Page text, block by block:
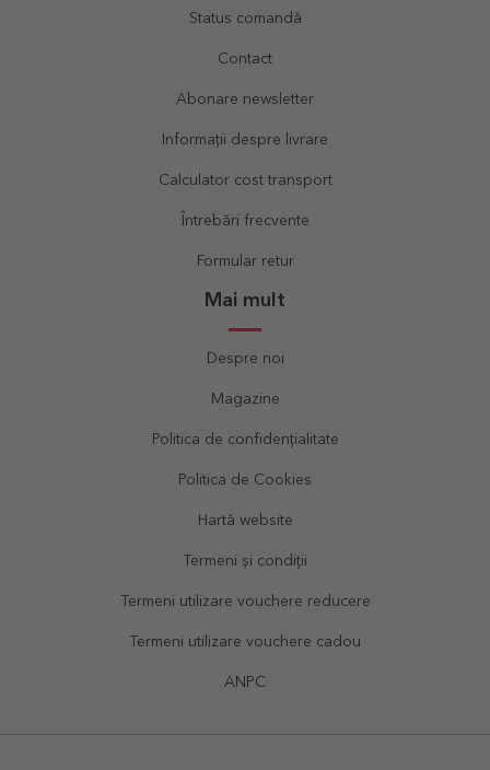
Status comandă
Contact
Abonare newsletter
Informații despre livrare
Calculator cost transport
Întrebări frecvente
Formular retur
Mai mult
Despre noi
Magazine
Politica de confidențialitate
Politica de Cookies
Hartă website
Termeni și condiții
Termeni utilizare vouchere reducere
Termeni utilizare vouchere cadou
ANPC